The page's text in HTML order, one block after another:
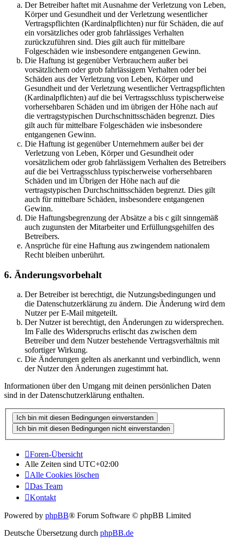
Der Betreiber haftet mit Ausnahme der Verletzung von Leben,
Körper und Gesundheit und der Verletzung wesentlicher
Vertragspflichten (Kardinalpflichten) nur für Schäden, die auf
ein vorsätzliches oder grob fahrlässiges Verhalten
zurückzuführen sind. Dies gilt auch für mittelbare
Folgeschäden wie insbesondere entgangenen Gewinn.
Die Haftung ist gegenüber Verbrauchern außer bei
vorsätzlichem oder grob fahrlässigem Verhalten oder bei
Schäden aus der Verletzung von Leben, Körper und
Gesundheit und der Verletzung wesentlicher Vertragspflichten
(Kardinalpflichten) auf die bei Vertragsschluss typischerweise
vorhersehbaren Schäden und im übrigen der Höhe nach auf
die vertragstypischen Durchschnittsschäden begrenzt. Dies
gilt auch für mittelbare Folgeschäden wie insbesondere
entgangenen Gewinn.
Die Haftung ist gegenüber Unternehmern außer bei der
Verletzung von Leben, Körper und Gesundheit oder
vorsätzlichem oder grob fahrlässigem Verhalten des Betreibers
auf die bei Vertragsschluss typischerweise vorhersehbaren
Schäden und im Übrigen der Höhe nach auf die
vertragstypischen Durchschnittsschäden begrenzt. Dies gilt
auch für mittelbare Schäden, insbesondere entgangenen
Gewinn.
Die Haftungsbegrenzung der Absätze a bis c gilt sinngemäß
auch zugunsten der Mitarbeiter und Erfüllungsgehilfen des
Betreibers.
Ansprüche für eine Haftung aus zwingendem nationalem
Recht bleiben unberührt.
6. Änderungsvorbehalt
Der Betreiber ist berechtigt, die Nutzungsbedingungen und
die Datenschutzerklärung zu ändern. Die Änderung wird dem
Nutzer per E-Mail mitgeteilt.
Der Nutzer ist berechtigt, den Änderungen zu widersprechen.
Im Falle des Widerspruchs erlischt das zwischen dem
Betreiber und dem Nutzer bestehende Vertragsverhältnis mit
sofortiger Wirkung.
Die Änderungen gelten als anerkannt und verbindlich, wenn
der Nutzer den Änderungen zugestimmt hat.
Informationen über den Umgang mit deinen persönlichen Daten
sind in der Datenschutzerklärung enthalten.
Foren-Übersicht
Alle Zeiten sind UTC+02:00
Alle Cookies löschen
Das Team
Kontakt
Powered by phpBB® Forum Software © phpBB Limited
Deutsche Übersetzung durch phpBB.de